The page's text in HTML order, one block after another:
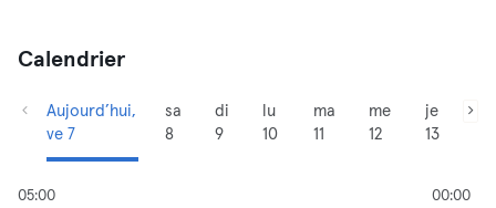
Calendrier
Aujourd’hui,
ve 7
sa
8
di
9
lu
10
ma
11
me
12
je
13
05:00 00:00